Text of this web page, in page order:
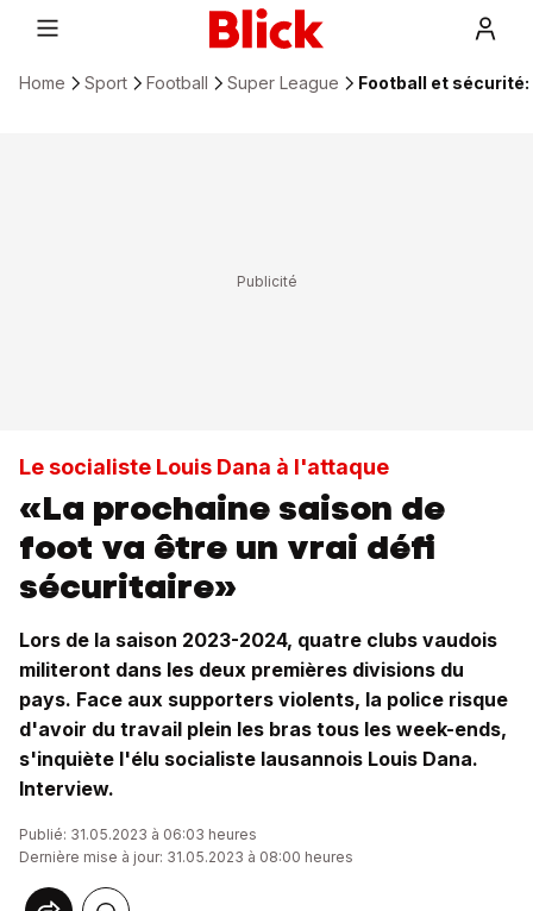
Home Sport Football Super League Football et
Le socialiste Louis Dana à l'attaque
«La prochaine saison de
foot va être un vrai défi
sécuritaire»
Lors de la saison 2023-2024, quatre clubs vaudois
militeront dans les deux premières divisions du
pays. Face aux supporters violents, la police risque
d'avoir du travail plein les bras tous les week-ends,
s'inquiète l'élu socialiste lausannois Louis Dana.
Interview.
Publié: 31.05.2023 à 06:03 heures
Dernière mise à jour: 31.05.2023 à 08:00 heures